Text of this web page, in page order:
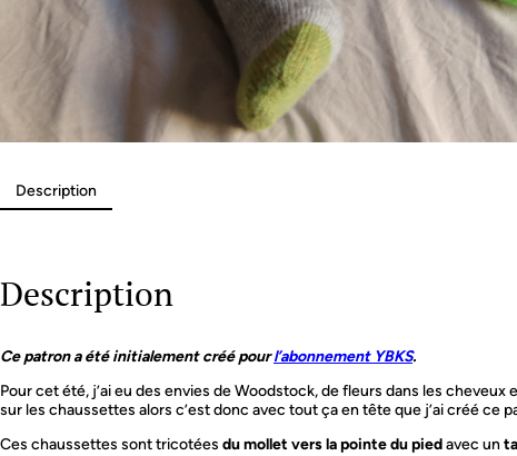
Description
Description
Ce patron a été initialement créé pourl’abonnement YBKS.
Pour cet été, j’ai eu des envies de Woodstock, de fleurs dans les
sur les chaussettes alors c’est donc avec tout ça en tête que j’ai créé ce
Ces chaussettes sont tricotées du mollet vers la pointe du piedavec un